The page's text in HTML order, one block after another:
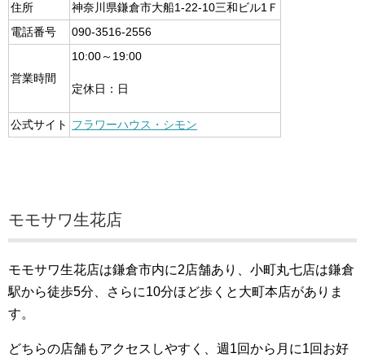
住所
神奈川県鎌倉市大船1-22-10三和ビル1Ｆ
電話番号
090-3516-2556
営業時間
10:00～19:00
定休日：日
公式サイト フラワーハウス・シモン
モモサワ生花店
モモサワ生花店は鎌倉市内に2店舗あり、小町丸七店は鎌倉
駅から徒歩5分、さらに10分ほど歩くと大町本店がありま
す。
どちらの店舗もアクセスしやすく、週1回から月に1回お好